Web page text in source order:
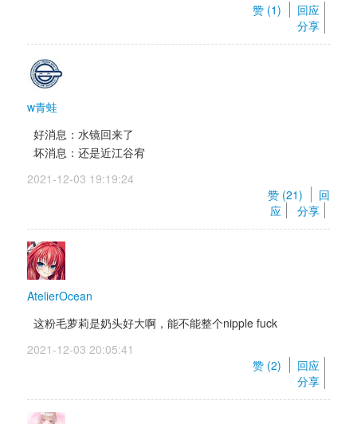
赞 (1)
回应
分享
w青蛙
好消息：水镜回来了
坏消息：还是近江谷宥
2021-12-03 19:19:24
赞 (21)
回
应
分享
AtelierOcean
这粉毛萝莉是奶头好大啊，能不能整个nipple fuck
2021-12-03 20:05:41
赞 (2)
回应
分享